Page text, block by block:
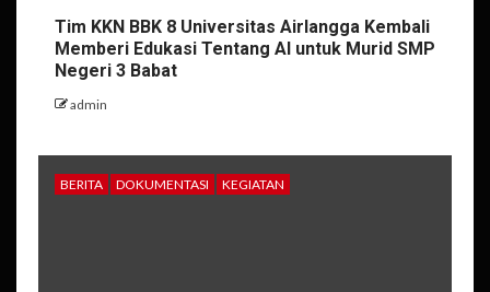
Tim KKN BBK 8 Universitas Airlangga Kembali
Memberi Edukasi Tentang AI untuk Murid SMP
Negeri 3 Babat
admin
BERITA DOKUMENTASI KEGIATAN